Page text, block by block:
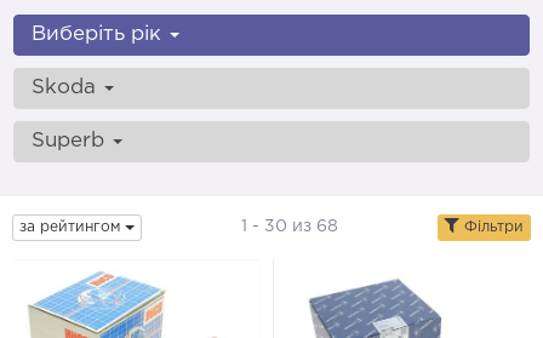
Виберіть рік
Skoda
Superb
за рейтингом 1 - 30 из 68 Фільтри